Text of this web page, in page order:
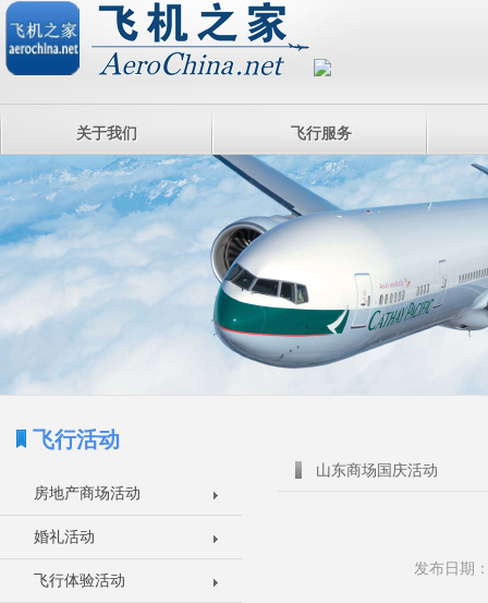
关于我们 飞行服务
飞行活动
房地产商场活动
婚礼活动
飞行体验活动
山东商场国庆活动
发布日期